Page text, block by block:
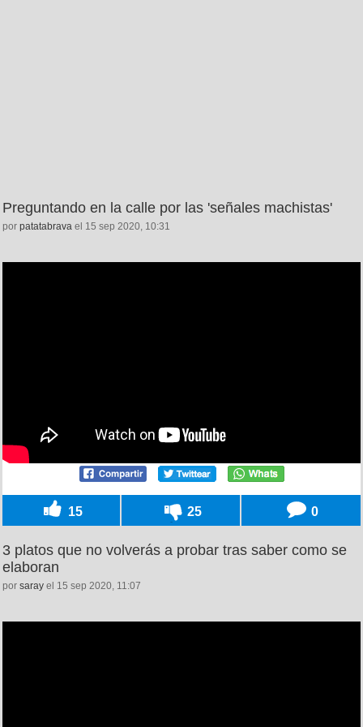
Preguntando en la calle por las 'señales machistas'
por patatabrava el 15 sep 2020, 10:31
15 25 0
3 platos que no volverás a probar tras saber como se
elaboran
por saray el 15 sep 2020, 11:07